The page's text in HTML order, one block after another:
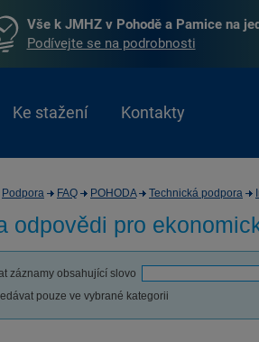
Vše k JMHZ v Pohodě a Pamice na
Podívejte se na podrobnosti
Ke stažení Kontakty
Podpora FAQ POHODA Technická podpora
odpovědi pro
záznamy obsahující slovo
pouze ve vybrané kategorii